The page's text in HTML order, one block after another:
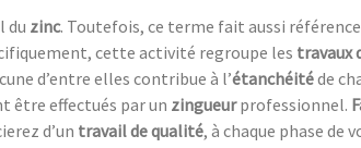
du zinc. Toutefois, ce terme fait aussi
cette activité regroupe les travaux
d’entre elles contribue à l’étanchéitéde
être effectués par un zingueurprofessionnel.
d’un travail de qualité, à chaque phase de